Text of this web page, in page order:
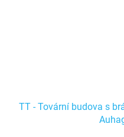
TT - Tovární budova s